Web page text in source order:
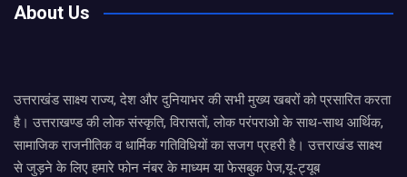
About Us
उत्तराखंड साक्ष्य राज्य, देश और दुनियाभर की सभी मुख्य खबरों को प्रसारित करता
है। उत्तराखण्ड की लोक संस्कृति, विरासतों, लोक परंपराओ के साथ-साथ आर्थिक,
सामाजिक राजनीतिक व धार्मिक गतिविधियों का सजग प्रहरी है। उत्तराखंड साक्ष्य
से जुड़ने के लिए हमारे फोन नंबर के माध्यम या फेसबुक पेज,यू-ट्यूब